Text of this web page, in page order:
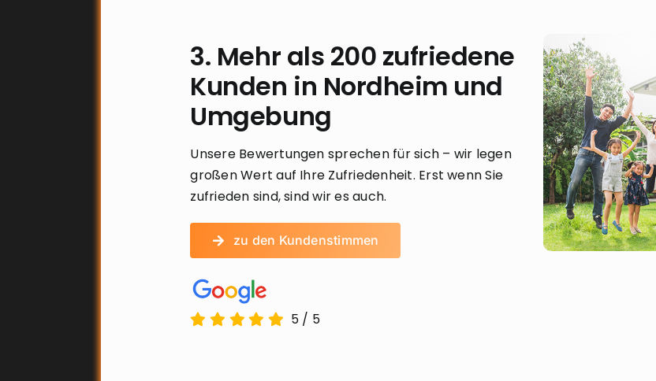
3. Mehr als 200 zufriedene
Kunden in Nordheim und
Umgebung
Unsere Bewertungen sprechen für sich – wir legen
großen Wert auf Ihre Zufriedenheit. Erst wenn Sie
zufrieden sind, sind wir es auch.
zu den Kundenstimmen
5 / 5